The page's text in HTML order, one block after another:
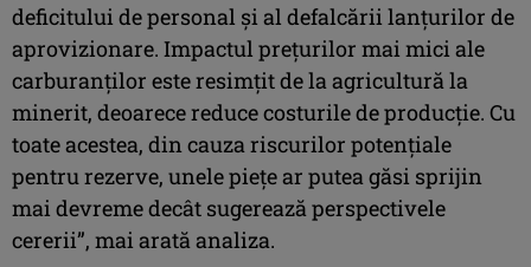
deficitului de personal şi al defalcării lanţurilor de
aprovizionare. Impactul preţurilor mai mici ale
carburanţilor este resimţit de la agricultură la
minerit, deoarece reduce costurile de producţie. Cu
toate acestea, din cauza riscurilor potenţiale
pentru rezerve, unele pieţe ar putea găsi sprijin
mai devreme decât sugerează perspectivele
cererii”, mai arată analiza.